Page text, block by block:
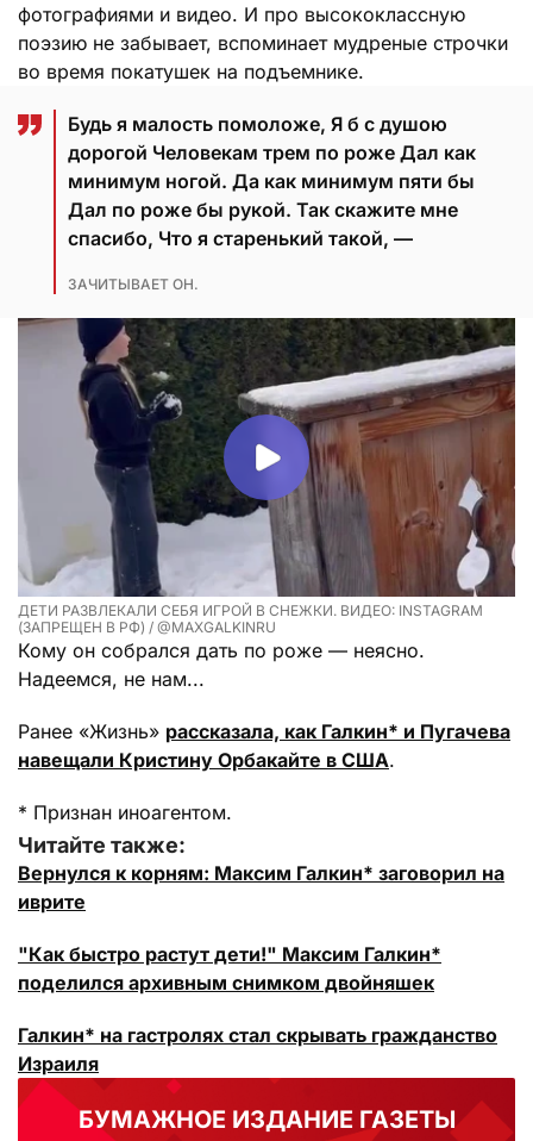
фотографиями и видео. И про высококлассную
поэзию не забывает, вспоминает мудреные строчки
во время покатушек на подъемнике.
Будь я малость помоложе, Я б с душою
дорогой Человекам трем по роже Дал как
минимум ногой. Да как минимум пяти бы
Дал по роже бы рукой. Так скажите мне
спасибо, Что я старенький такой, —
ЗАЧИТЫВАЕТ ОН.
ДЕТИ РАЗВЛЕКАЛИ СЕБЯ ИГРОЙ В СНЕЖКИ. ВИДЕО: INSTAGRAM
(ЗАПРЕЩЕН В РФ) / @MAXGALKINRU
Кому он собрался дать по роже — неясно.
Надеемся, не нам...
Ранее «Жизнь» рассказала, как Галкин* и Пугачева
навещали Кристину Орбакайте в США.
* Признан иноагентом.
Читайте также:
Вернулся к корням: Максим Галкин* заговорил на
иврите
"Как быстро растут дети!" Максим Галкин*
поделился архивным снимком двойняшек
Галкин* на гастролях стал скрывать гражданство
Израиля
БУМАЖНОЕ ИЗДАНИЕ ГАЗЕТЫ